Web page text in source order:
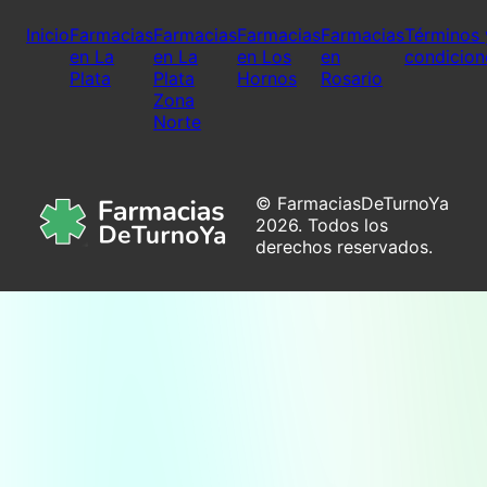
InicioFarmacias
en La
Plata
Farmacias
en La
Plata
Zona
Norte
Farmacias
en Los
Hornos
Farmacias
en
Rosario
Términos
© FarmaciasDeTurnoYa
2026. Todos los
derechos reservados.